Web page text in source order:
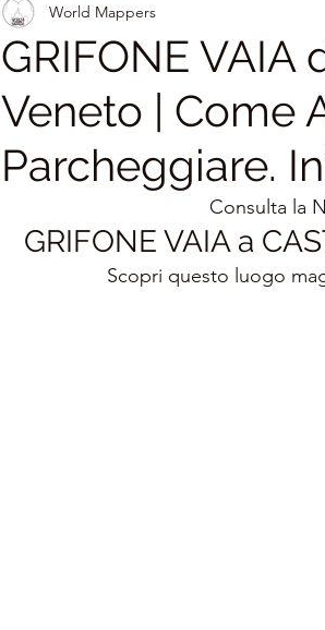
GRIFONE VAIA
Veneto | Come
Parcheggiare.
World Mappers
Consulta la
GRIFONE VAIA a
Scopri questo luogo